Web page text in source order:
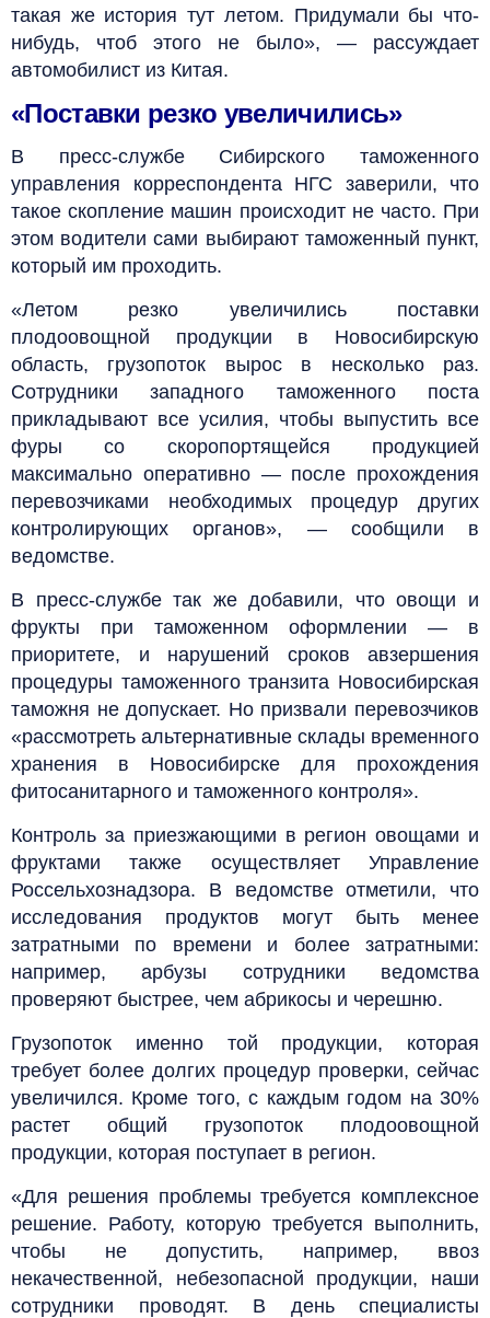
такая же история тут летом. Придумали бы что-
нибудь, чтоб этого не было», — рассуждает
автомобилист из Китая.
«Поставки резко увеличились»
В пресс-службе Сибирского таможенного
управления корреспондента НГС заверили, что
такое скопление машин происходит не часто. При
этом водители сами выбирают таможенный пункт,
который им проходить.
«Летом резко увеличились поставки
плодоовощной продукции в Новосибирскую
область, грузопоток вырос в несколько раз.
Сотрудники западного таможенного поста
прикладывают все усилия, чтобы выпустить все
фуры со скоропортящейся продукцией
максимально оперативно — после прохождения
перевозчиками необходимых процедур других
контролирующих органов», — сообщили в
ведомстве.
В пресс-службе так же добавили, что овощи и
фрукты при таможенном оформлении — в
приоритете, и нарушений сроков авзершения
процедуры таможенного транзита Новосибирская
таможня не допускает. Но призвали перевозчиков
«рассмотреть альтернативные склады временного
хранения в Новосибирске для прохождения
фитосанитарного и таможенного контроля».
Контроль за приезжающими в регион овощами и
фруктами также осуществляет Управление
Россельхознадзора. В ведомстве отметили, что
исследования продуктов могут быть менее
затратными по времени и более затратными:
например, арбузы сотрудники ведомства
проверяют быстрее, чем абрикосы и черешню.
Грузопоток именно той продукции, которая
требует более долгих процедур проверки, сейчас
увеличился. Кроме того, с каждым годом на 30%
растет общий грузопоток плодоовощной
продукции, которая поступает в регион.
«Для решения проблемы требуется комплексное
решение. Работу, которую требуется выполнить,
чтобы не допустить, например, ввоз
некачественной, небезопасной продукции, наши
сотрудники проводят. В день специалисты